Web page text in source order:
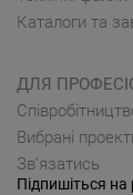
Каталоги та
ДЛЯ
Вибрані
Зв’язатись
Підпишіться на